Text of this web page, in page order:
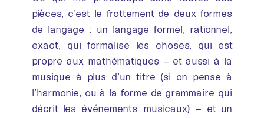
pièces, c’est le frottement de deux formes
de langage : un langage formel, rationnel,
exact, qui formalise les choses, qui est
propre aux mathématiques – et aussi à la
musique à plus d’un titre (si on pense à
l’harmonie, ou à la forme de grammaire qui
décrit les événements musicaux) – et un